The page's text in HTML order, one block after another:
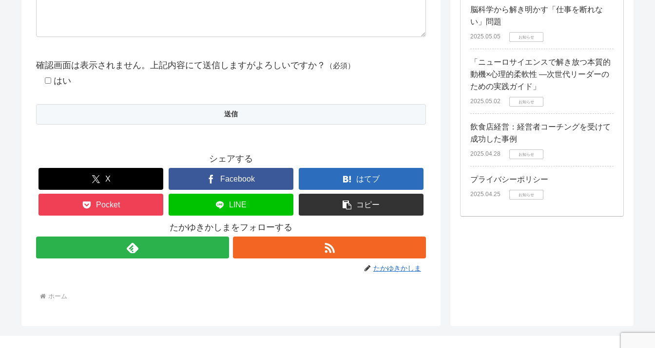
確認画面は表示されません。上記内容にて送信しますがよろしいですか？ （必須）
はい
シェアする
X Facebook はてブ
Pocket LINE コピー
たかゆきかしまをフォローする
たかゆきかしま
ホーム
脳科学から解き明かす「仕事を断れな
い」問題
2025.05.05 お知らせ
「ニューロサイエンスで解き放つ本質的
動機×心理的柔軟性 —次世代リーダーの
ための実践ガイド」
2025.05.02 お知らせ
飲食店経営：経営者コーチングを受けて
成功した事例
2025.04.28 お知らせ
プライバシーポリシー
2025.04.25 お知らせ